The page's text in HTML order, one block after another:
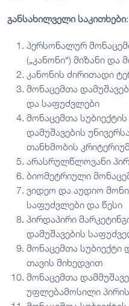
განსახილველი საკითხები:
პერსონალურ
(„კანონი“) მიზანი
კანონის ძირითადი
მონაცემთა
და საფუძვლები
მონაცემთა
დამუშავების
თანხმობის
არასრულწლოვანი
ბიომეტრიული
ვიდეო და აუდიო
საფუძვლები და წესი
პირდაპირი
დამუშავების
მონაცემთა სუბიექტი
თავის მიხედვით
მონაცემთა
უფლებამოსილი